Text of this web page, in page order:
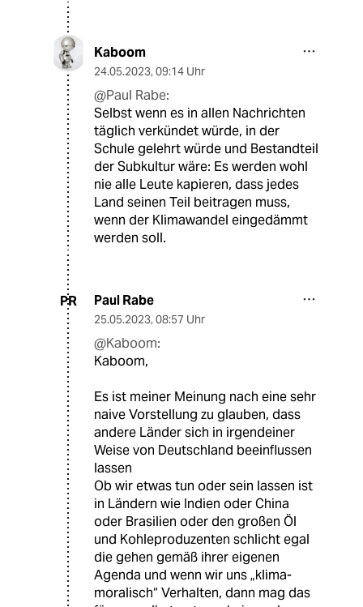
Kaboom
24.05.2023, 09:14 Uhr
@Paul Rabe:
Selbst wenn es in allen Nachrichten
täglich verkündet würde, in der
Schule gelehrt würde und Bestandteil
der Subkultur wäre: Es werden wohl
nie alle Leute kapieren, dass jedes
Land seinen Teil beitragen muss,
wenn der Klimawandel eingedämmt
werden soll.
PR Paul Rabe
25.05.2023, 08:57 Uhr
@Kaboom:
Kaboom,
Es ist meiner Meinung nach eine sehr
naive Vorstellung zu glauben, dass
andere Länder sich in irgendeiner
Weise von Deutschland beeinflussen
lassen
Ob wir etwas tun oder sein lassen ist
in Ländern wie Indien oder China
oder Brasilien oder den großen Öl
und Kohleproduzenten schlicht egal
die gehen gemäß ihrer eigenen
Agenda und wenn wir uns „klima-
moralisch“ Verhalten, dann mag das